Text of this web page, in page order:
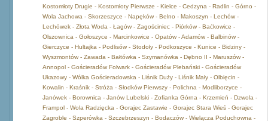
Kostomłoty Drugie - Kostomłoty Pierwsze - Kielce - Cedzyna - Radlin - Górno -
Wola Jachowa - Skorzeszyce - Napęków - Belno - Makoszyn - Lechów -
Lechówek - Złota Woda - Łagów - Zagościniec - Piórków - Baćkowice -
Olszownica - Gołoszyce - Marcinkowice - Opatów - Adamów - Balbinów -
Gierczyce - Hultajka - Podlisów - Stodoły - Podkoszyce - Kunice - Bidziny -
Wyszmontów - Zawada - Bałtówka - Szymanówka - Dębno II - Maruszów -
Annopol - Gościeradów Folwark - Gościeradów Plebański - Gościeradów
Ukazowy - Wólka Gościeradowska - Liśnik Duży - Liśnik Mały - Olbięcin -
Kowalin - Kraśnik - Stróża - Słodków Pierwszy - Polichna - Modliborzyce -
Janówek - Borownica - Janów Lubelski - Zofianka Górna - Krzemień - Dzwola -
Frampol - Wola Radzięcka - Gorajec Zastawie - Gorajec Stara Wieś - Gorajec
Zagroble - Szperówka - Szczebrzeszyn - Bodaczów - Wielącza Poduchowna -